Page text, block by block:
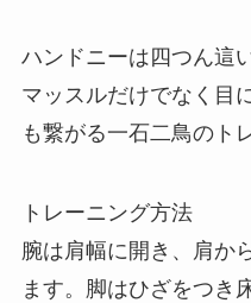
ハンドニーは四つん這
マッスルだけでなく目
も繋がる一石二鳥のト
トレーニング方法
腕は肩幅に開き、肩か
ます。脚はひざをつき